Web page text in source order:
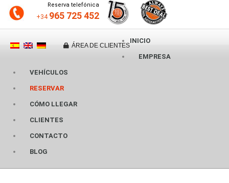
Reserva telefónica
+34 965 725 452
ÁREA DE CLIENTES
INICIO
EMPRESA
VEHÍCULOS
RESERVAR
CÓMO LLEGAR
CLIENTES
CONTACTO
BLOG